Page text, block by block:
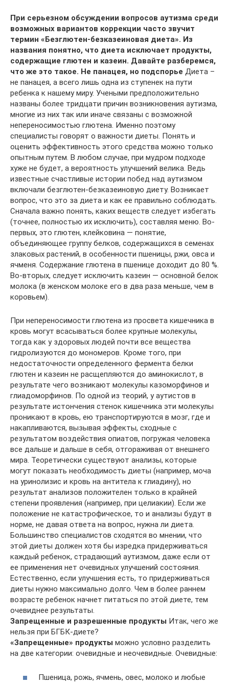
При серьезном обсуждении вопросов аутизма среди
возможных вариантов коррекции часто звучит
термин «Безглютен-безказеиновая диета». Из
названия понятно, что диета исключает продукты,
содержащие глютен и казеин. Давайте разберемся,
что же это такое. Не панацея, но подспорье Диета –
не панацея, а всего лишь одна из ступенек на пути
ребенка к нашему миру. Учеными предположительно
названы более тридцати причин возникновения аутизма,
многие из них так или иначе связаны с возможной
непереносимостью глютена. Именно поэтому
специалисты говорят о важности диеты. Понять и
оценить эффективность этого средства можно только
опытным путем. В любом случае, при мудром подходе
хуже не будет, а вероятность улучшений велика. Ведь
известные счастливые истории побед над аутизмом
включали безглютен-безказеиновую диету. Возникает
вопрос, что это за диета и как ее правильно соблюдать.
Сначала важно понять, каких веществ следует избегать
(точнее, полностью их исключить), составляя меню. Во-
первых, это глютен, клейковина — понятие,
объединяющее группу белков, содержащихся в семенах
злаковых растений, в особенности пшеницы, ржи, овса и
ячменя. Содержание глютена в пшенице доходит до 80 %.
Во-вторых, следует исключить казеин — основной белок
молока (в женском молоке его в два раза меньше, чем в
коровьем).
При непереносимости глютена из просвета кишечника в
кровь могут всасываться более крупные молекулы,
тогда как у здоровых людей почти все вещества
гидролизуются до мономеров. Кроме того, при
недостаточности определенного фермента белки
глютен и казеин не расщепляются до аминокислот, в
результате чего возникают молекулы казоморфинов и
глиадоморфинов. По одной из теорий, у аутистов в
результате истончения стенок кишечника эти молекулы
проникают в кровь, ею транспортируются в мозг, где и
накапливаются, вызывая эффекты, сходные с
результатом воздействия опиатов, погружая человека
все дальше и дальше в себя, отгораживая от внешнего
мира. Теоретически существуют анализы, которые
могут показать необходимость диеты (например, моча
на уринолизис и кровь на антитела к глиадину), но
результат анализов положителен только в крайней
степени проявления (например, при целиакии). Если же
положение не катастрофическое, то и анализы будут в
норме, не давая ответа на вопрос, нужна ли диета.
Большинство специалистов сходятся во мнении, что
этой диеты должен хотя бы изредка придерживаться
каждый ребенок, страдающий аутизмом, даже если от
ее применения нет очевидных улучшений состояния.
Естественно, если улучшения есть, то придерживаться
диеты нужно максимально долго. Чем в более раннем
возрасте ребенок начнет питаться по этой диете, тем
очевиднее результаты.
Запрещенные и разрешенные продукты Итак, чего же
нельзя при БГБК-диете?
«Запрещенные» продукты можно условно разделить
на две категории: очевидные и неочевидные. Очевидные:
Пшеница, рожь, ячмень, овес, молоко и любые